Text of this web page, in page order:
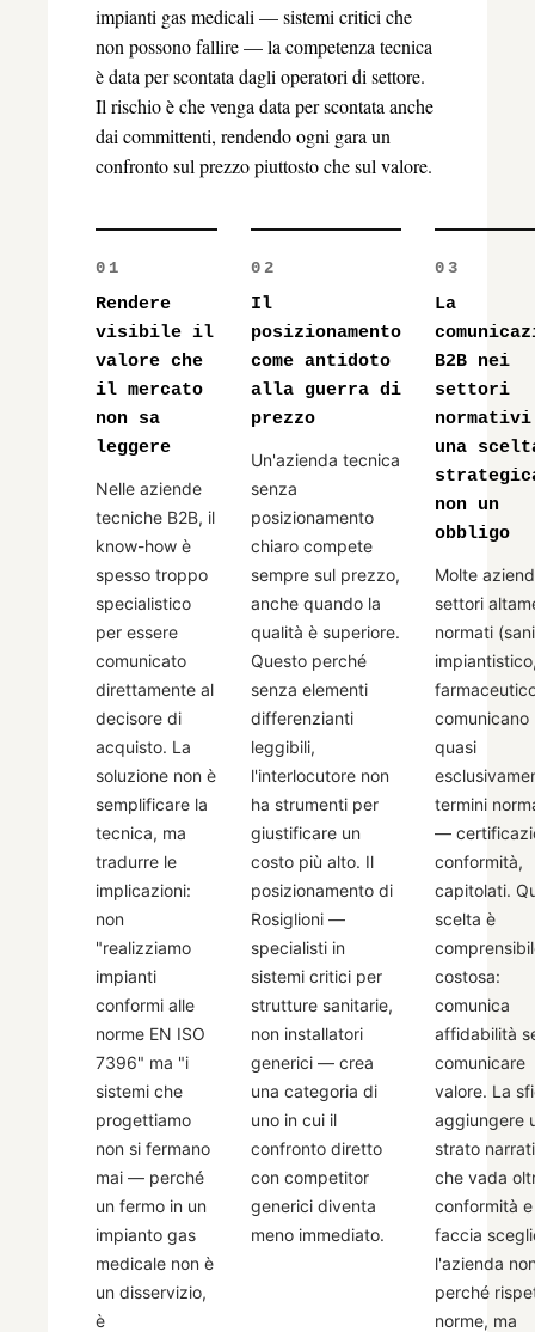
impianti gas medicali — sistemi critici che
non possono fallire — la competenza tecnica
è data per scontata dagli operatori di settore.
Il rischio è che venga data per scontata anche
dai committenti, rendendo ogni gara un
confronto sul prezzo piuttosto che sul valore.
01
Rendere
visibile il
valore che
il mercato
non sa
leggere
Nelle aziende
tecniche B2B, il
know-how è
spesso troppo
specialistico
per essere
comunicato
direttamente al
decisore di
acquisto. La
soluzione non è
semplificare la
tecnica, ma
tradurre le
implicazioni:
non
"realizziamo
impianti
conformi alle
norme EN ISO
7396" ma "i
sistemi che
progettiamo
non si fermano
mai — perché
un fermo in un
impianto gas
medicale non è
un disservizio,
è
02
Il
posizionamento
come antidoto
alla guerra di
prezzo
Un'azienda tecnica
senza
posizionamento
chiaro compete
sempre sul prezzo,
anche quando la
qualità è superiore.
Questo perché
senza elementi
differenzianti
leggibili,
l'interlocutore non
ha strumenti per
giustificare un
costo più alto. Il
posizionamento di
Rosiglioni —
specialisti in
sistemi critici per
strutture sanitarie,
non installatori
generici — crea
una categoria di
uno in cui il
confronto diretto
con competitor
generici diventa
meno immediato.
03
La
B2B nei
settori
una
non un
obbligo
Molte
settori
normati
comunicano
quasi
termini
—
conformità,
capitolati.
scelta è
costosa:
comunica
affidabilità
comunicare
valore. La
aggiungere
strato
che vada
conformità
faccia
l'azienda
perché
norme, ma